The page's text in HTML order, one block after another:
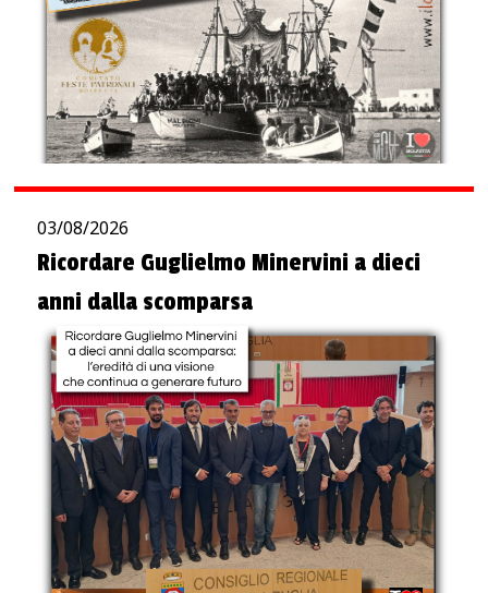
03/08/2026
Ricordare Guglielmo Minervini a dieci
anni dalla scomparsa